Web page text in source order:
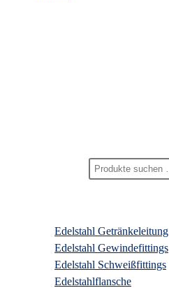
Edelstahl Getränkeleitung
Edelstahl Gewindefittings
Edelstahl Schweißfittings
Edelstahlflansche